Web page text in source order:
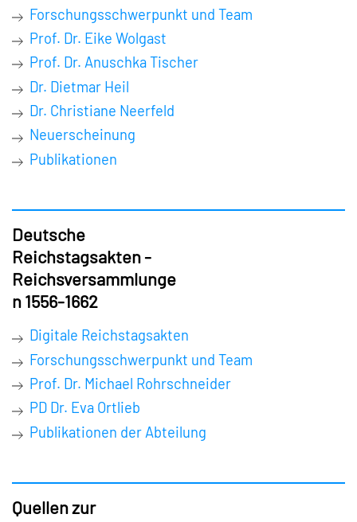
Forschungsschwerpunkt und Team
Prof. Dr. Eike Wolgast
Prof. Dr. Anuschka Tischer
Dr. Dietmar Heil
Dr. Christiane Neerfeld
Neuerscheinung
Publikationen
Deutsche
Reichstagsakten -
Reichsversammlunge
n 1556-1662
Digitale Reichstagsakten
Forschungsschwerpunkt und Team
Prof. Dr. Michael Rohrschneider
PD Dr. Eva Ortlieb
Publikationen der Abteilung
Quellen zur